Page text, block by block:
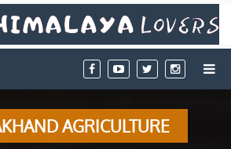
AGRICULTURE